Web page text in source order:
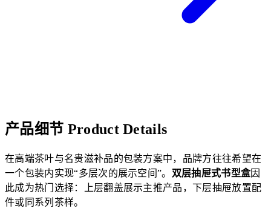
产品细节 Product Details
在高端茶叶与名贵滋补品的包装方案中，品牌方往往希望在
一个包装内实现“多层次的展示空间”。 双层抽屉式书型盒因
此成为热门选择：上层翻盖展示主推产品，下层抽屉放置配
件或同系列茶样。